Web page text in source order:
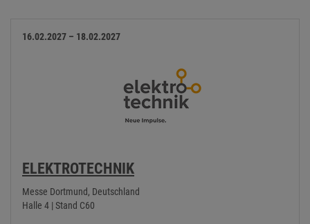
16.02.2027 – 18.02.2027
ELEKTROTECHNIK
Messe Dortmund, Deutschland
Halle 4 | Stand C60